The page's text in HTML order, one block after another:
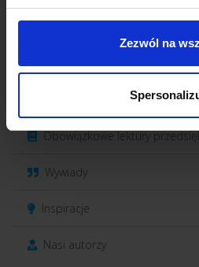
Zezwól na
Finanse
Obowiązkowe lektury
Wywiady
Inspiracje
Nasi autorzy